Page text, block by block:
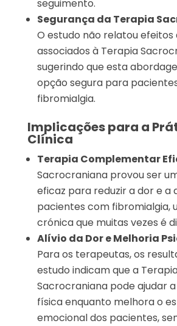
seguimento.
Segurança da Terapia
O estudo não relatou efeitos
associados à Terapia
sugerindo que esta
opção segura para
fibromialgia.
Implicações para a
Clínica
Terapia Complementar
Sacrocraniana provou ser
eficaz para reduzir a dor e a
pacientes com fibromialgia,
crónica que muitas vezes é
Alívio da Dor e Melhoria
Para os terapeutas, os
estudo indicam que a
Sacrocraniana pode ajudar
física enquanto melhora o
emocional dos pacientes,